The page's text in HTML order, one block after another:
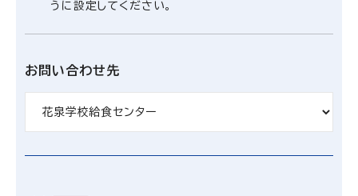
うに設定してください。
お問い合わせ先